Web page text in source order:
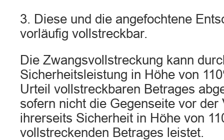
3. Diese und die angefochtene
vorläufig vollstreckbar.
Die Zwangsvollstreckung kann
Sicherheitsleistung in Höhe von
Urteil vollstreckbaren Betrages
sofern nicht die Gegenseite vor der
ihrerseits Sicherheit in Höhe von
vollstreckenden Betrages leistet.